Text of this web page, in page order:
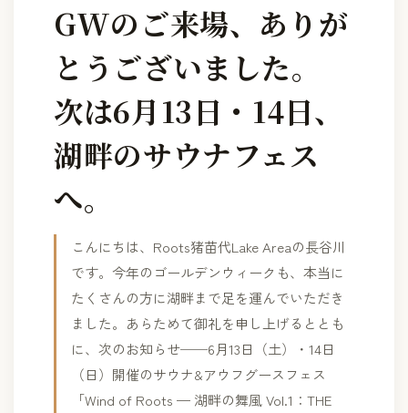
GWのご来場、ありが
とうございました。
次は6月13日・14日、
湖畔のサウナフェス
へ。
こんにちは、Roots猪苗代Lake Areaの長谷川
です。今年のゴールデンウィークも、本当に
たくさんの方に湖畔まで足を運んでいただき
ました。あらためて御礼を申し上げるととも
に、次のお知らせ──6月13日（土）・14日
（日）開催のサウナ&アウフグースフェス
「Wind of Roots — 湖畔の舞風 Vol.1：THE